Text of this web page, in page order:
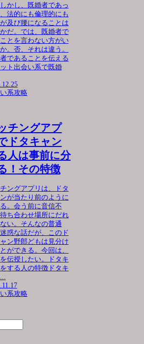
かし、既婚者であっ
法的にも倫理的にも
及び腰になることは
だ。では、既婚者で
とを言わない方がい
。否、それは違う。
であることを伝える
ト出会い系で既婚
系攻略
チングアプ
ドタキャン
人は事前に分
！その特徴
ングアプリは、ドタ
が当たり前のように
。会う前に音信不
ち合わせ場所にだれ
い。そんなの普通
惑な話だが、このド
ン野郎どもは見分け
ができる。今回は、
伝授したい。ドタキ
する人の特徴ドタキ
系攻略